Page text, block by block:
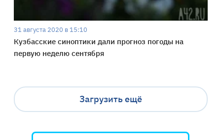
31 августа 2020 в 15:10
Кузбасские синоптики дали прогноз погоды на
первую неделю сентября
Загрузить ещё